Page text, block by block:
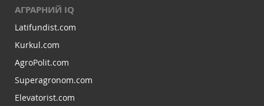
АГРАРНИЙ IQ
Latifundist.com
Kurkul.com
AgroPolit.com
Superagronom.com
Elevatorist.com